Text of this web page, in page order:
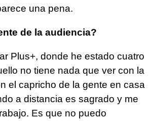
una pena.
de la audiencia?
Plus+, donde he estado cuatro
no tiene nada que ver con la
el capricho de la gente en casa
a distancia es sagrado y me
Es que no puedo